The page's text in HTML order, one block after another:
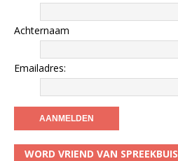
Achternaam
Emailadres:
WORD VRIEND VAN SPREEKBUIS